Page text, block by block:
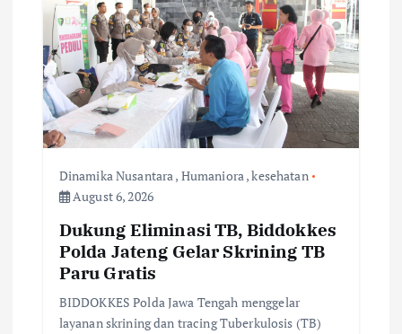
g
a
t
Dinamika Nusantara, Humaniora,kesehatan
August 6, 2026
Dukung Eliminasi TB, Biddokkes
Polda Jateng Gelar Skrining TB
Paru Gratis
BIDDOKKES Polda Jawa Tengah menggelar
layanan skrining dan tracing Tuberkulosis (TB)